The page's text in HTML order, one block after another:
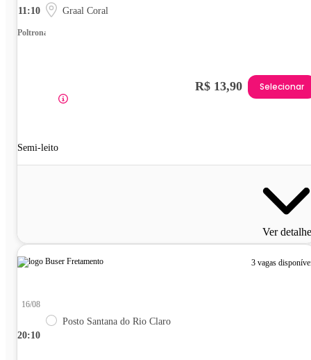
11:10 Graal Coral
Poltrona
Semi-leito
R$ 13,90 Selecionar
Ver
3 vagas
20:10
16/08
Posto Santana do Rio Claro